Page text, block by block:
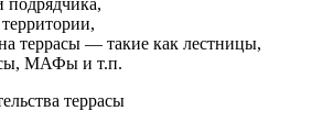
подрядчика,
террасы — такие как лестницы,
МАФы и т.п.
террасы